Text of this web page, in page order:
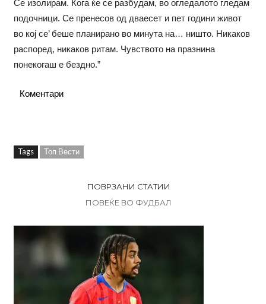
Се изолирам. Кога ќе се разбудам, во огледалото гледам
подочници. Се пренесов од дваесет и пет години живот
во кој се’ беше планирано во минута на… ништо. Никаков
распоред, никаков ритам. Чувството на празнина
понекогаш е бездно.”
Коментари
Tags Топ Вести
ПОВРЗАНИ СТАТИИ
ПОВЕЌЕ ВО ФУДБАЛ